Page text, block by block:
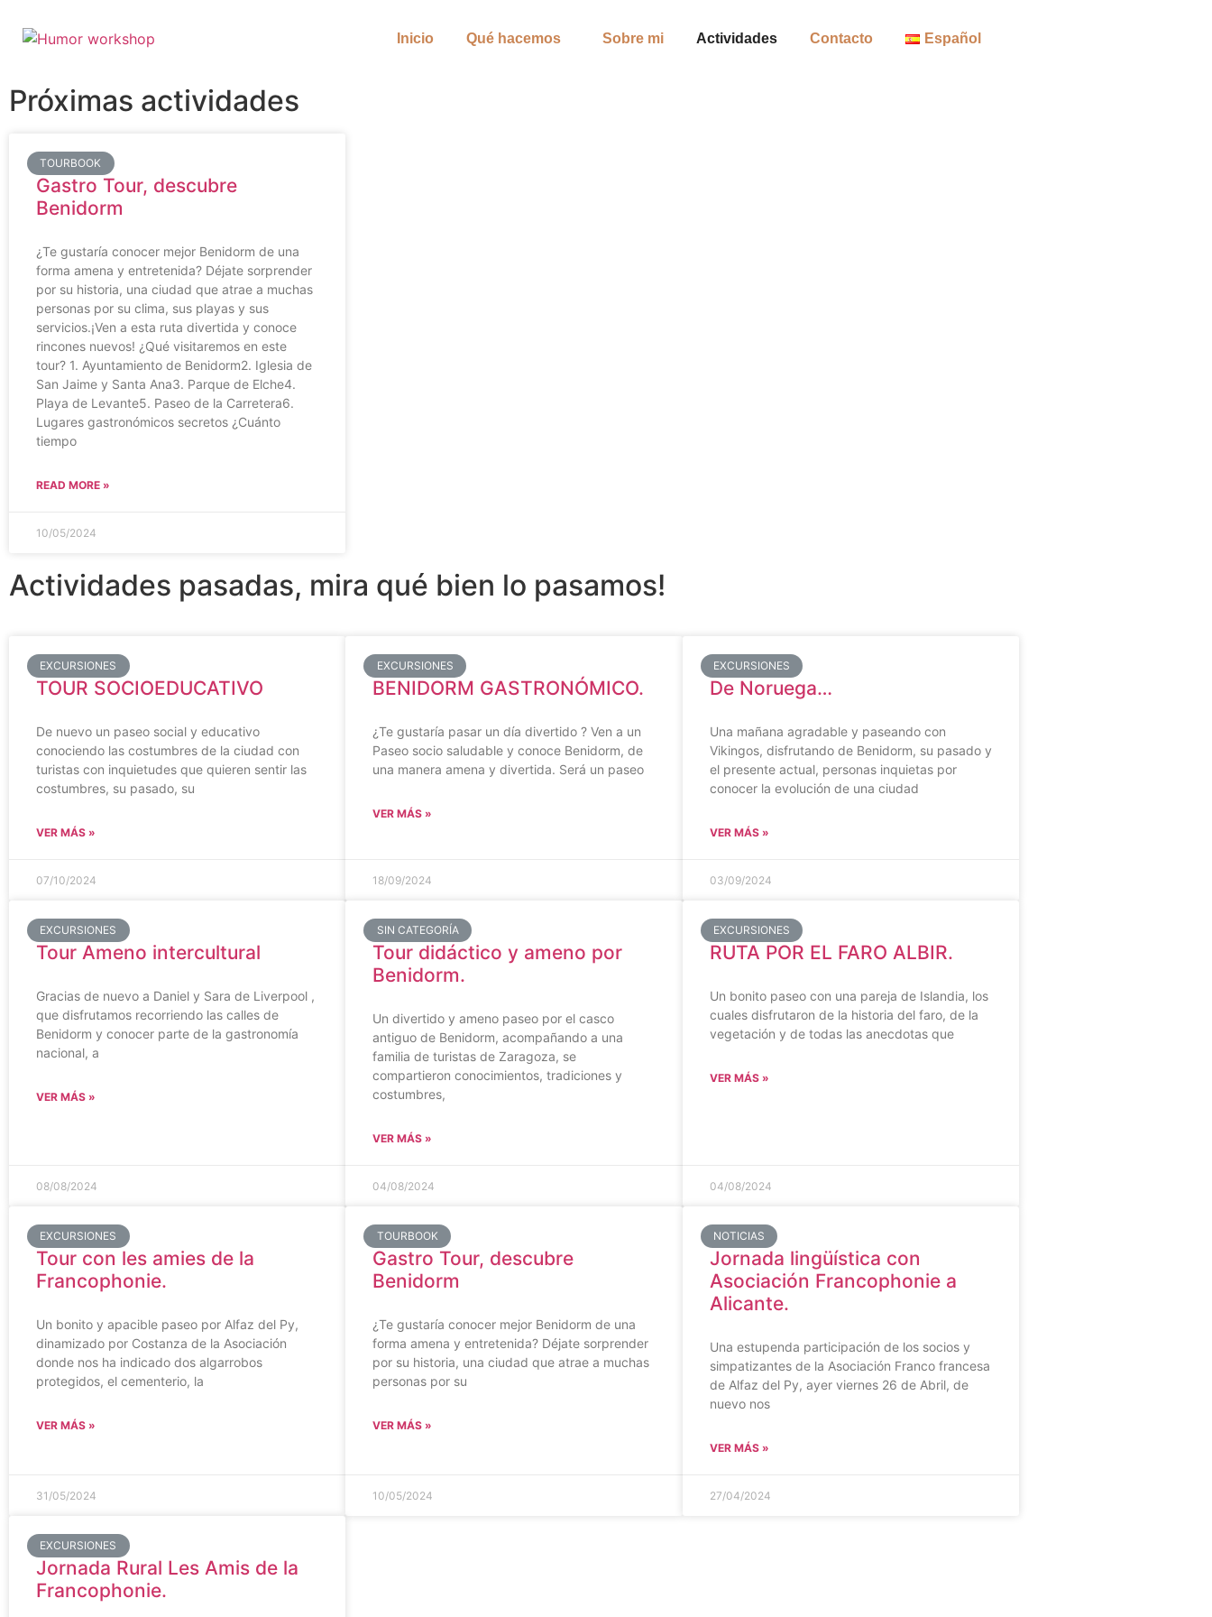
Inicio Qué hacemos Sobre mi Actividades Contacto Español
Próximas actividades
TOURBOOK
Gastro Tour, descubre
Benidorm
¿Te gustaría conocer mejor Benidorm de una
forma amena y entretenida? Déjate sorprender
por su historia, una ciudad que atrae a muchas
personas por su clima, sus playas y sus
servicios.¡Ven a esta ruta divertida y conoce
rincones nuevos! ¿Qué visitaremos en este
tour? 1. Ayuntamiento de Benidorm2. Iglesia de
San Jaime y Santa Ana3. Parque de Elche4.
Playa de Levante5. Paseo de la Carretera6.
Lugares gastronómicos secretos ¿Cuánto
tiempo
READ MORE »
10/05/2024
Actividades pasadas, mira qué bien lo pasamos!
EXCURSIONES
TOUR SOCIOEDUCATIVO
De nuevo un paseo social y educativo
conociendo las costumbres de la ciudad con
turistas con inquietudes que quieren sentir las
costumbres, su pasado, su
VER MÁS »
07/10/2024
EXCURSIONES
BENIDORM GASTRONÓMICO.
¿Te gustaría pasar un día divertido ? Ven a un
Paseo socio saludable y conoce Benidorm, de
una manera amena y divertida. Será un paseo
VER MÁS »
18/09/2024
EXCURSIONES
De Noruega…
Una mañana agradable y paseando con
Vikingos, disfrutando de Benidorm, su pasado y
el presente actual, personas inquietas por
conocer la evolución de una ciudad
VER MÁS »
03/09/2024
EXCURSIONES
Tour Ameno intercultural
Gracias de nuevo a Daniel y Sara de Liverpool ,
que disfrutamos recorriendo las calles de
Benidorm y conocer parte de la gastronomía
nacional, a
VER MÁS »
08/08/2024
SIN CATEGORÍA
Tour didáctico y ameno por
Benidorm.
Un divertido y ameno paseo por el casco
antiguo de Benidorm, acompañando a una
familia de turistas de Zaragoza, se
compartieron conocimientos, tradiciones y
costumbres,
VER MÁS »
04/08/2024
EXCURSIONES
RUTA POR EL FARO ALBIR.
Un bonito paseo con una pareja de Islandia, los
cuales disfrutaron de la historia del faro, de la
vegetación y de todas las anecdotas que
VER MÁS »
04/08/2024
EXCURSIONES
Tour con les amies de la
Francophonie.
Un bonito y apacible paseo por Alfaz del Py,
dinamizado por Costanza de la Asociación
donde nos ha indicado dos algarrobos
protegidos, el cementerio, la
VER MÁS »
31/05/2024
TOURBOOK
Gastro Tour, descubre
Benidorm
¿Te gustaría conocer mejor Benidorm de una
forma amena y entretenida? Déjate sorprender
por su historia, una ciudad que atrae a muchas
personas por su
VER MÁS »
10/05/2024
NOTICIAS
Jornada lingüística con
Asociación Francophonie a
Alicante.
Una estupenda participación de los socios y
simpatizantes de la Asociación Franco francesa
de Alfaz del Py, ayer viernes 26 de Abril, de
nuevo nos
VER MÁS »
27/04/2024
EXCURSIONES
Jornada Rural Les Amis de la
Francophonie.